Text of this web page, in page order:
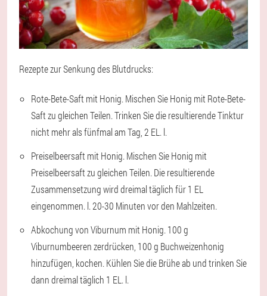
Rezepte zur Senkung des Blutdrucks:
Rote-Bete-Saft mit Honig. Mischen Sie Honig mit Rote-Bete-
Saft zu gleichen Teilen. Trinken Sie die resultierende Tinktur
nicht mehr als fünfmal am Tag, 2 EL. l.
Preiselbeersaft mit Honig. Mischen Sie Honig mit
Preiselbeersaft zu gleichen Teilen. Die resultierende
Zusammensetzung wird dreimal täglich für 1 EL
eingenommen. l. 20-30 Minuten vor den Mahlzeiten.
Abkochung von Viburnum mit Honig. 100 g
Viburnumbeeren zerdrücken, 100 g Buchweizenhonig
hinzufügen, kochen. Kühlen Sie die Brühe ab und trinken Sie
dann dreimal täglich 1 EL. l.